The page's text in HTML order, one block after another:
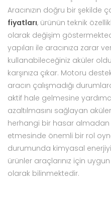
Aracınızın doğru bir şekilde
fiyatları, ürünün teknik
olarak değişim
yapıları ile aracınıza zarar
kullanabileceğiniz aküler
karşınıza çıkar. Motoru
aracın çalışmadığı
aktif hale gelmesine
azaltılmasını sağlayan
herhangi bir hasar
etmesinde önemli bir rol
durumunda kimyasal
ürünler araçlarınız için
olarak bilinmektedir.